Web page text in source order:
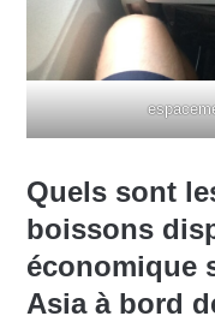
Quels sont
boissons
économique
Asia à bord